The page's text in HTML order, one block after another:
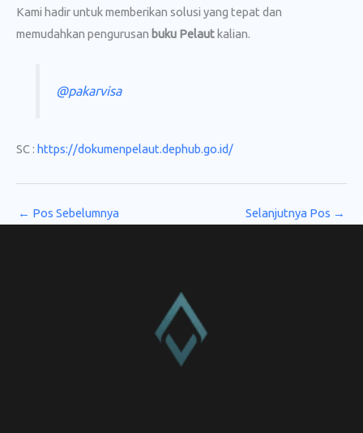
Kami hadir untuk memberikan solusi yang tepat dan
memudahkan pengurusan buku Pelaut kalian.
@pakarvisa
SC : https://dokumenpelaut.dephub.go.id/
← Pos Sebelumnya Selanjutnya Pos →